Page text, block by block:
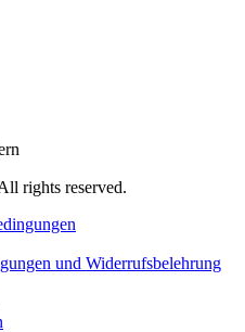
rights reserved.
und Widerrufsbelehrung